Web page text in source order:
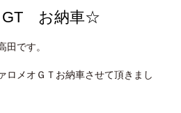
GT お納車☆
田です。
ロメオＧＴお納車させて頂きまし